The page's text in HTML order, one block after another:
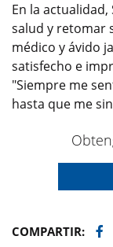
En la
salud y retomar
médico y ávido
satisfecho e
"Siempre me
hasta que me
COMPARTIR: